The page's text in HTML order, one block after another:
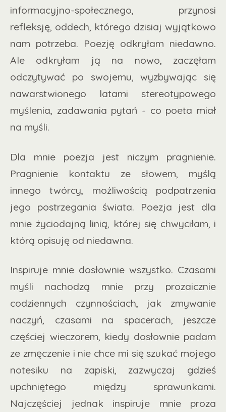
informacyjno-społecznego, przynosi
refleksję, oddech, którego dzisiaj wyjątkowo
nam potrzeba. Poezję odkryłam niedawno.
Ale odkryłam ją na nowo, zaczęłam
odczytywać po swojemu, wyzbywając się
nawarstwionego latami stereotypowego
myślenia, zadawania pytań - co poeta miał
na myśli.
Dla mnie poezja jest niczym pragnienie.
Pragnienie kontaktu ze słowem, myślą
innego twórcy, możliwością podpatrzenia
jego postrzegania świata. Poezja jest dla
mnie życiodajną linią, której się chwyciłam, i
którą opisuję od niedawna.
Inspiruje mnie dosłownie wszystko. Czasami
myśli nachodzą mnie przy prozaicznie
codziennych czynnościach, jak zmywanie
naczyń, czasami na spacerach, jeszcze
częściej wieczorem, kiedy dosłownie padam
ze zmęczenie i nie chce mi się szukać mojego
notesiku na zapiski, zazwyczaj gdzieś
upchniętego między sprawunkami.
Najczęściej jednak inspiruje mnie proza